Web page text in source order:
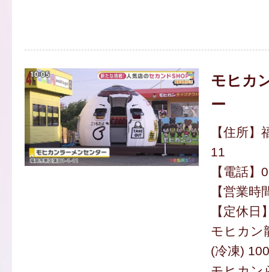
モヒカ
ー
【住所
11
【電話
【営業
【定休日
モヒカン
(冷凍)